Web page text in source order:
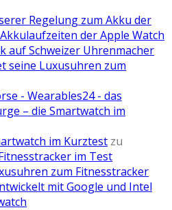
Regelung zum Akku der
der Apple Watch
auf Schweizer Uhrenmacher
seine Luxusuhren zum
- Wearables24 - das
– die Smartwatch im
im Kurztest zu
im Test
zum Fitnesstracker
mit Google und Intel